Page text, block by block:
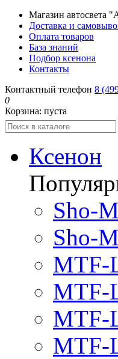
Магазин автосвета
Доставка и
Оплата товаров
База знаний
Подбор ксенона
Контакты
Контактный телефон 8
0
Корзина: пуста
Ксенон
Sho-
Sho-
MTF-
MTF-
MTF-
MTF-